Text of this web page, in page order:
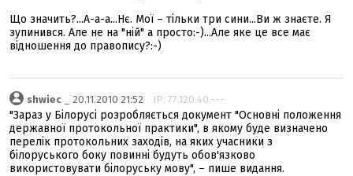
Що значить?...А-а-а...Нє. Мої – тільки три сини...Ви ж знаєте. Я
зупинився. Але не на "ній" а просто:-)...Але яке це все має
відношення до правопису?:-)
shwiec _ 20.11.2010 21:52 IP: 77.120.40.---
"Зараз у Білорусі розробляється документ "Основні положення
державної протокольної практики", в якому буде визначено
перелік протокольних заходів, на яких учасники з
білоруського боку повинні будуть обов'язково
використовувати білоруську мову", – пише видання.